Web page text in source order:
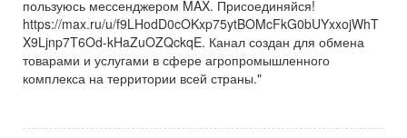
пользуюсь мессенджером MAX. Присоединяйся!
https://max.ru/u/f9LHodD0cOKxp75ytBOMcFkG0bUYxxojWhT
X9Ljnp7T6Od-kHaZuOZQckqE. Канал создан для обмена
товарами и услугами в сфере агропромышленного
комплекса на территории всей страны."